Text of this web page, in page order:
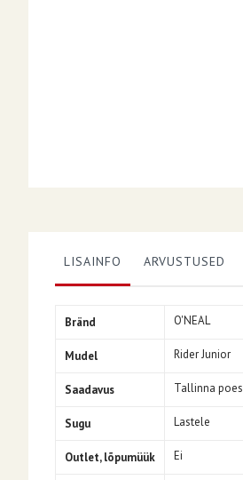
LISAINFO ARVUSTUSED
Bränd O'NEAL
Mudel Rider Junior
Saadavus Tallinna poes
Sugu Lastele
Outlet, lõpumüük Ei